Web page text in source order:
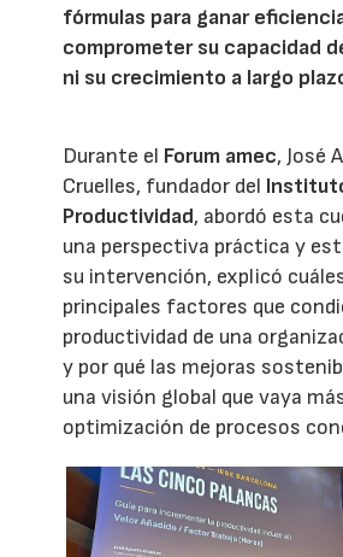
fórmulas para ganar
comprometer su capacidad
ni su crecimiento a largo
Durante el Forum amec, José
Cruelles, fundador del
Productividad, abordó esta
una perspectiva práctica y
su intervención, explicó
principales factores que
productividad de una
y por qué las mejoras
una visión global que vaya
optimización de procesos